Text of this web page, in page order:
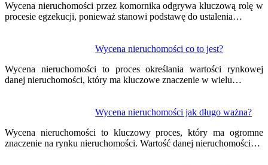
Wycena nieruchomości przez komornika odgrywa kluczową rolę w
procesie egzekucji, ponieważ stanowi podstawę do ustalenia…
Wycena nieruchomości co to jest?
Wycena nieruchomości to proces określania wartości rynkowej
danej nieruchomości, który ma kluczowe znaczenie w wielu…
Wycena nieruchomości jak długo ważna?
Wycena nieruchomości to kluczowy proces, który ma ogromne
znaczenie na rynku nieruchomości. Wartość danej nieruchomości…